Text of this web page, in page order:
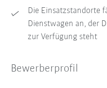
Die Einsatzstandorte
Dienstwagen an, der
zur Verfügung steht
Bewerberprofil